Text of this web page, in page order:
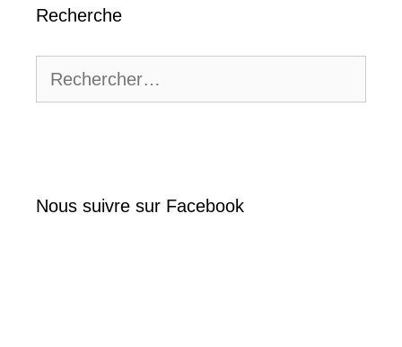
Recherche
Nous suivre sur Facebook